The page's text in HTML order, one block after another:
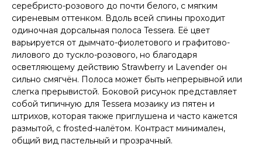
серебристо-розового до почти белого, с мягким
сиреневым оттенком. Вдоль всей спины проходит
одиночная дорсальная полоса Tessera. Её цвет
варьируется от дымчато-фиолетового и графитово-
лилового до тускло-розового, но благодаря
осветляющему действию Strawberry и Lavender он
сильно смягчён. Полоса может быть непрерывной или
слегка прерывистой. Боковой рисунок представляет
собой типичную для Tessera мозаику из пятен и
штрихов, которая также приглушена и часто кажется
размытой, с frosted-налётом. Контраст минимален,
общий вид пастельный и прозрачный.